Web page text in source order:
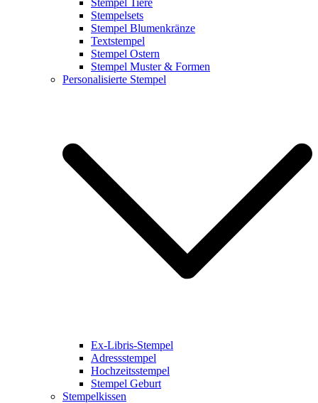
Stempel Tiere
Stempelsets
Stempel Blumenkränze
Textstempel
Stempel Ostern
Stempel Muster & Formen
Personalisierte Stempel
Ex-Libris-Stempel
Adressstempel
Hochzeitsstempel
Stempel Geburt
Stempelkissen